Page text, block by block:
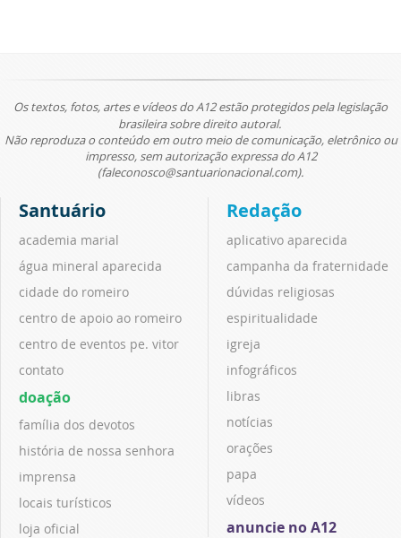
Os textos, fotos, artes e vídeos do A12 estão protegidos pela legislação
brasileira sobre direito autoral.
Não reproduza o conteúdo em outro meio de comunicação, eletrônico ou
impresso, sem autorização expressa do A12
(faleconosco@santuarionacional.com).
Santuário
academia marial
água mineral aparecida
cidade do romeiro
centro de apoio ao romeiro
centro de eventos pe. vitor
contato
doação
família dos devotos
história de nossa senhora
imprensa
locais turísticos
loja oficial
Redação
aplicativo aparecida
campanha da fraternidade
dúvidas religiosas
espiritualidade
igreja
infográficos
libras
notícias
orações
papa
vídeos
anuncie no A12